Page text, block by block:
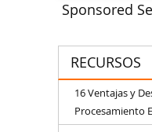
Sponsored
RECURSOS
16 Ventajas y
Procesamiento